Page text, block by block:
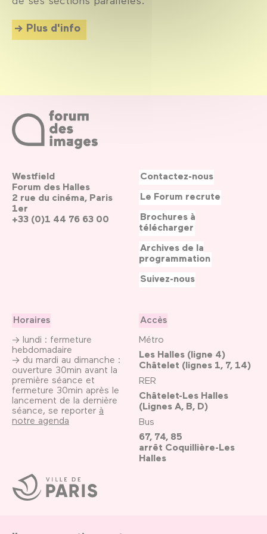
Plus d'info
Ville
de
Paris
Westfield
Forum des Halles
2 rue du cinéma, Paris
1er
+33 (0)1 44 76 63 00
Horaires
→ lundi : fermeture
hebdomadaire
→ du mardi au dimanche :
ouverture 30min avant la
première séance et
fermeture 30min après le
lancement de la dernière
séance, se reporter à
notre agenda
Accès
Métro
Les Halles (ligne 4)
Châtelet (lignes 1, 7, 14)
RER
Châtelet-Les Halles
(Lignes A, B, D)
Bus
67, 74, 85
arrêt Coquillière-Les
Halles
Contactez-nous
Le Forum recrute
Brochures à
télécharger
Archives de la
programmation
Suivez-nous